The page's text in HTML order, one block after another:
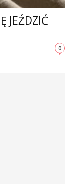
JEŹDZIĆ
0